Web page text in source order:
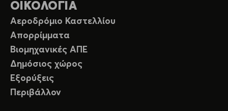
ΟΙΚΟΛΟΓΙΑ
Αεροδρόμιο Καστελλίου
Απορρίμματα
Βιομηχανικές ΑΠΕ
Δημόσιος χώρος
Εξορύξεις
Περιβάλλον